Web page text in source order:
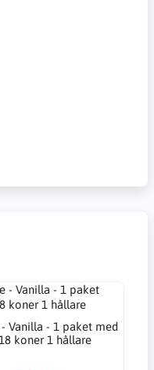
- Vanilla - 1 paket med
koner 1 hållare